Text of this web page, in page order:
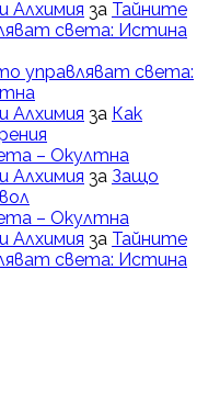
Алхимия за Тайните
света: Истина
управляват света:
Алхимия за Как
– Окултна
Алхимия за Защо
– Окултна
Алхимия за Тайните
света: Истина